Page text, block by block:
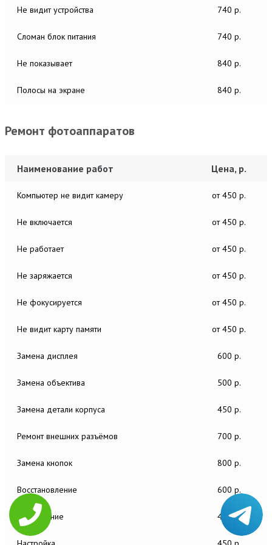
Не видит устройства 740 р.
Сломан блок питания 740 р.
Не показывает 840 р.
Полосы на экране 840 р.
Ремонт фотоаппаратов
Наименование работ Цена, р.
Компьютер не видит камеру от 450 р.
Не включается от 450 р.
Не работает от 450 р.
Не заряжается от 450 р.
Не фокусируется от 450 р.
Не видит карту памяти от 450 р.
Замена дисплея 600 р.
Замена объектива 500 р.
Замена детали корпуса 450 р.
Ремонт внешних разъёмов 700 р.
Замена кнопок 800 р.
Восстановление 600 р.
Обновление 400 р.